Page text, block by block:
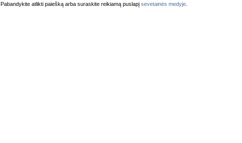
Pabandykite atlikti paiešką arba suraskite reikiamą puslapį sevetainės medyje